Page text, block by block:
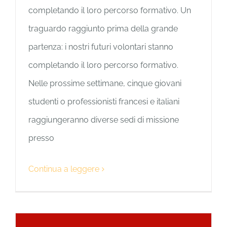
completando il loro percorso formativo. Un
traguardo raggiunto prima della grande
partenza: i nostri futuri volontari stanno
completando il loro percorso formativo.
Nelle prossime settimane, cinque giovani
studenti o professionisti francesi e italiani
raggiungeranno diverse sedi di missione
presso
Continua a leggere